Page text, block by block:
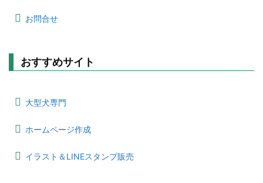
お問合せ
おすすめサイト
大型犬専門
ホームページ作成
イラスト＆LINEスタンプ販売